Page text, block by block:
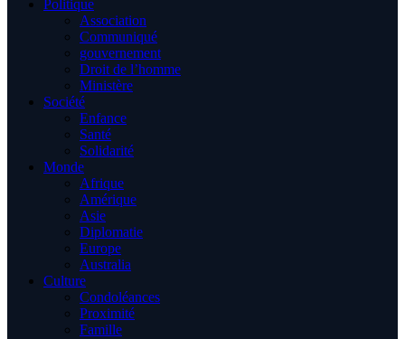
Politique
Association
Communiqué
gouvernement
Droit de l’homme
Ministère
Société
Enfance
Santé
Solidarité
Monde
Afrique
Amérique
Asie
Diplomatie
Europe
Australia
Culture
Condoléances
Proximité
Famille